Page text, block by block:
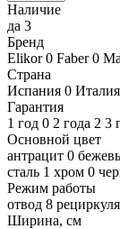
Наличие
да 3
Бренд
Elikor0 Faber0
Страна
Испания 0 Италия
Гарантия
1 год 0 2 года 2 3
Основной цвет
антрацит 0
сталь 1 хром 0
Режим работы
отвод 8
Ширина, см